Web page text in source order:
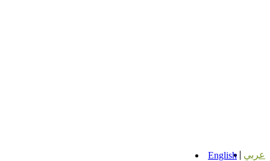
عربي English